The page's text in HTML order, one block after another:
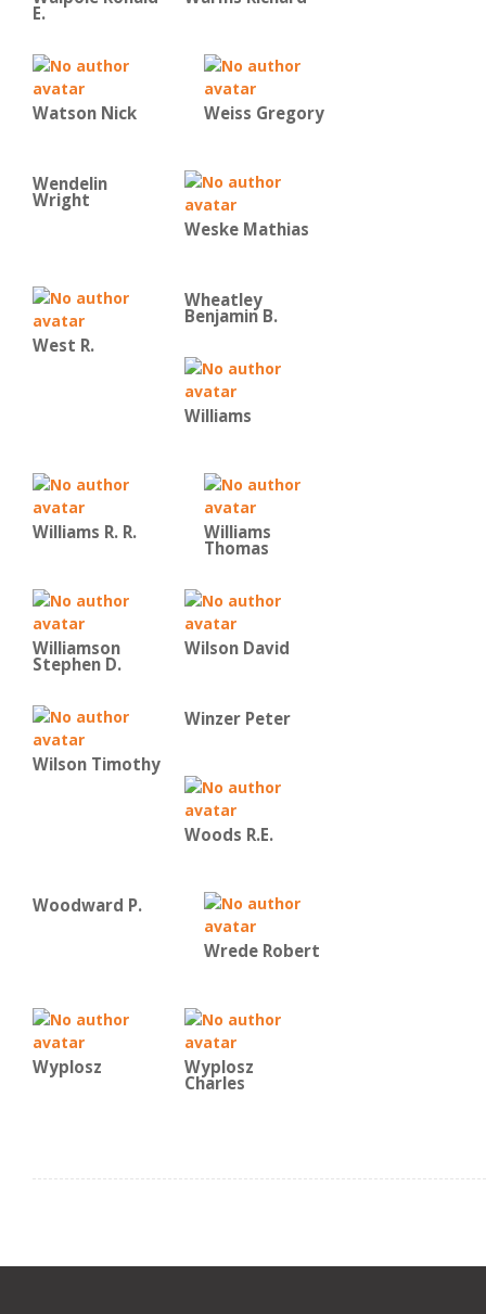
E.
Watson Nick Weiss Gregory
Wendelin
Wright
Weske Mathias
West R.
Wheatley
Benjamin B.
Williams
Williams R. R. Williams
Thomas
Williamson
Stephen D.
Wilson David
Wilson Timothy
Winzer Peter
Woods R.E.
Woodward P.
Wrede Robert
Wyplosz Wyplosz
Charles